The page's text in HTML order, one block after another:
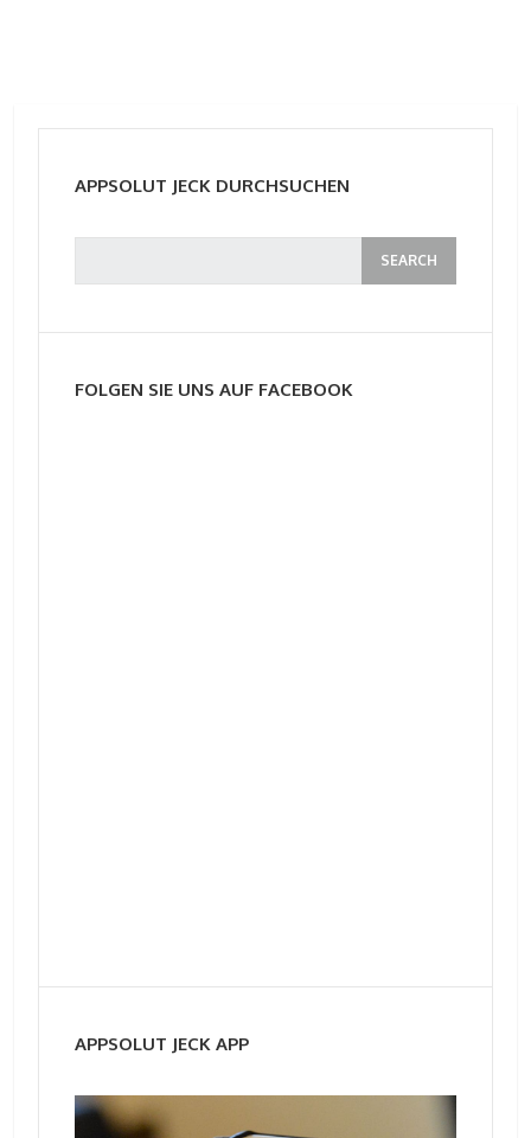
APPSOLUT JECK DURCHSUCHEN
FOLGEN SIE UNS AUF FACEBOOK
APPSOLUT JECK APP